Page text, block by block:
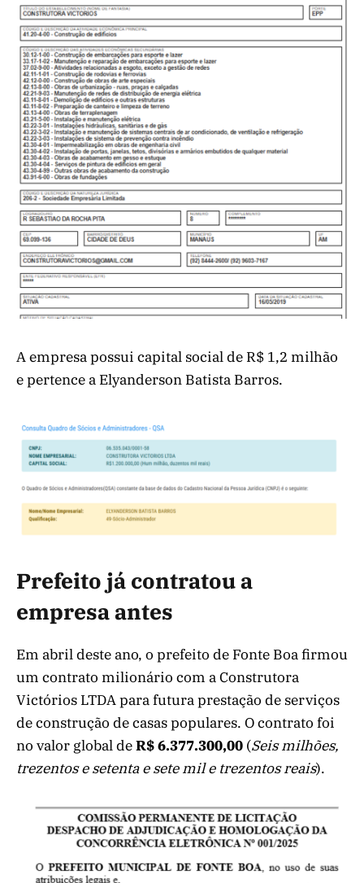
A empresa possui capital social de R$ 1,2 milhão
e pertence a Elyanderson Batista Barros.
Prefeito já contratou a
empresa antes
Em abril deste ano, o prefeito de Fonte Boa firmou
um contrato milionário com a Construtora
Victórios LTDA para futura prestação de serviços
de construção de casas populares. O contrato foi
no valor global deR$ 6.377.300,00 (Seis milhões,
trezentos e setenta e sete mil e trezentos reais).